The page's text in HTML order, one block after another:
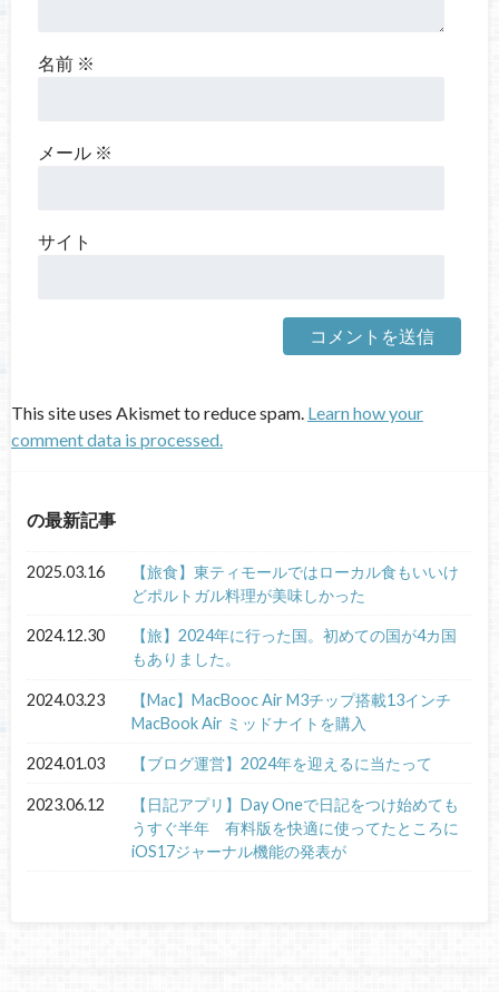
名前 ※
メール ※
サイト
This site uses Akismet to reduce spam. Learn how your
comment data is processed.
の最新記事
2025.03.16
【旅食】東ティモールではローカル食もいいけ
どポルトガル料理が美味しかった
2024.12.30
【旅】2024年に行った国。初めての国が4カ国
もありました。
2024.03.23
【Mac】MacBooc Air M3チップ搭載13インチ
MacBook Air ミッドナイトを購入
2024.01.03 【ブログ運営】2024年を迎えるに当たって
2023.06.12
【日記アプリ】Day Oneで日記をつけ始めても
うすぐ半年 有料版を快適に使ってたところに
iOS17ジャーナル機能の発表が